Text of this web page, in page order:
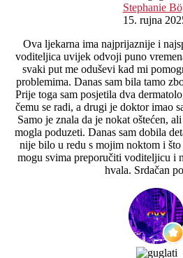
Stephanie
15. rujna
Ova ljekarna ima najprijaznije i
voditeljica uvijek odvoji puno
svaki put me oduševi kad mi
problemima. Danas sam bila tamo
Prije toga sam posjetila dva
čemu se radi, a drugi je doktor imao
Samo je znala da je nokat oštećen,
mogla poduzeti. Danas sam dobila
nije bilo u redu s mojim noktom i
mogu svima preporučiti voditeljicu i
hvala. Srdačan